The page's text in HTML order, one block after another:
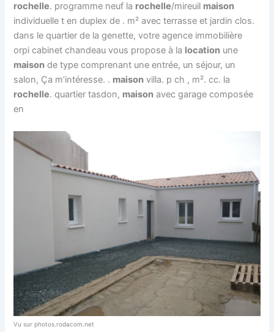
rochelle. programme neuf la rochelle/mireuil maison
individuelle t en duplex de . m² avec terrasse et jardin clos.
dans le quartier de la genette, votre agence immobilière
orpi cabinet chandeau vous propose à la location une
maison de type comprenant une entrée, un séjour, un
salon, Ça m’intéresse. . maison villa. p ch , m². cc. la
rochelle. quartier tasdon, maison avec garage composée
en
Vu sur photos.rodacom.net